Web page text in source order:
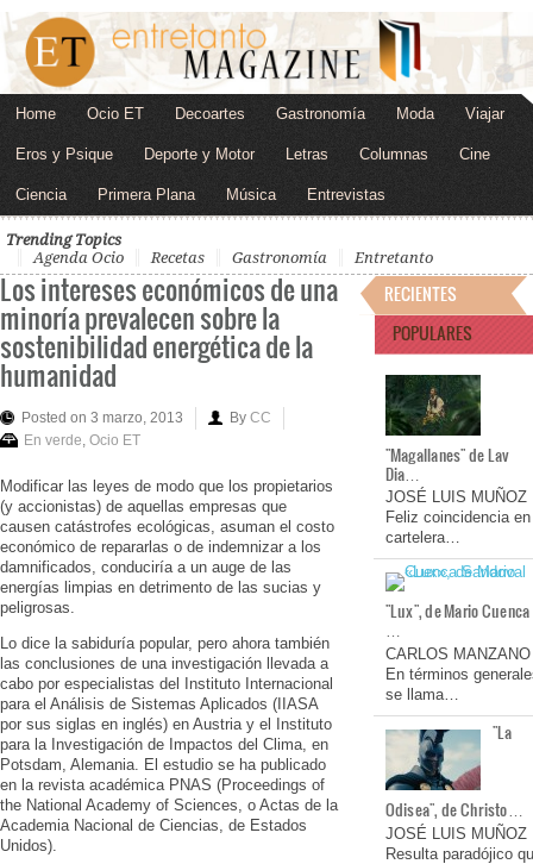
Home Ocio ET Decoartes Gastronomía Moda Viajar
Eros y Psique Deporte y Motor Letras Columnas Cine
Ciencia Primera Plana Música Entrevistas
Trending Topics
Agenda Ocio
Recetas Gastronomía Entretanto
Los intereses económicos de una
minoría prevalecen sobre la
sostenibilidad energética de la
humanidad
Posted on 3 marzo, 2013 By CC
En verde Ocio ET
Modificar las leyes de modo que los propietarios
(y accionistas) de aquellas empresas que
causen catástrofes ecológicas, asuman el costo
económico de repararlas o de indemnizar a los
damnificados, conduciría a un auge de las
energías limpias en detrimento de las sucias y
peligrosas.
Lo dice la sabiduría popular, pero ahora también
las conclusiones de una investigación llevada a
cabo por especialistas del Instituto Internacional
para el Análisis de Sistemas Aplicados (IIASA
por sus siglas en inglés) en Austria y el Instituto
para la Investigación de Impactos del Clima, en
Potsdam, Alemania. El estudio se ha publicado
en la revista académica PNAS (Proceedings of
the National Academy of Sciences, o Actas de la
Academia Nacional de Ciencias, de Estados
Unidos).
RECIENTES
POPULARES
"Magallanes" de Lav
Dia…
JOSÉ LUIS MUÑOZ
Feliz coincidencia en
cartelera…
"Lux", de Mario Cuenca
…
CARLOS MANZANO
En términos
se llama…
"La
Odisea", de Christo…
JOSÉ LUIS MUÑOZ
Resulta paradójico